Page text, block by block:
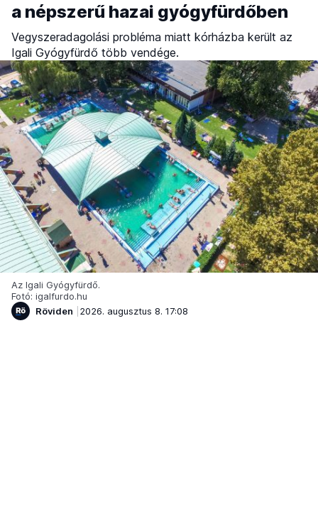
a népszerű hazai gyógyfürdőben
Vegyszeradagolási probléma miatt kórházba került az
Igali Gyógyfürdő több vendége.
Az Igali Gyógyfürdő.
Fotó: igalfurdo.hu
Röviden
2026. augusztus 8. 17:08